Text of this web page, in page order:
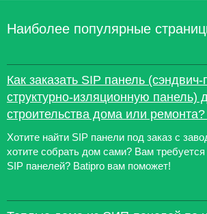
Наиболее популярные
Как заказать SIP панель (сэндвич-
структурно-изляционную панель)
строительства дома или
Хотите найти SIP панели под заказ с
хотите собрать дом сами? Вам
SIP панелей? Batipro вам поможет!